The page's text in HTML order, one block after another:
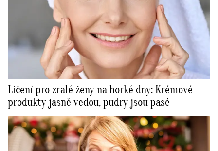
Líčení pro zralé ženy na horké dny: Krémové
produkty jasně vedou, pudry jsou pasé